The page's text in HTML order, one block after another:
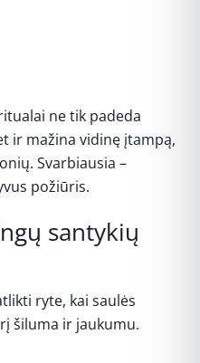
ne tik padeda
ir mažina vidinę įtampą,
Svarbiausia –
požiūris.
santykių
ryte, kai saulės
šiluma ir jaukumu.